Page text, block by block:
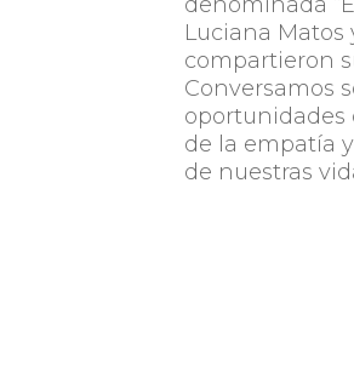
Luciana Matos
compartieron
Conversamos
oportunidades
de la empatía
de nuestras